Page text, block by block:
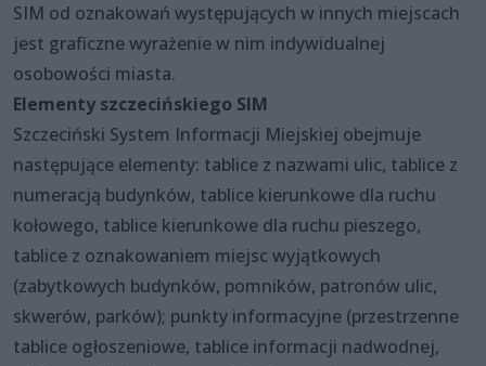
SIM od oznakowań występujących w innych miejscach
jest graficzne wyrażenie w nim indywidualnej
osobowości miasta.
Elementy szczecińskiego SIM
Szczeciński System Informacji Miejskiej obejmuje
następujące elementy: tablice z nazwami ulic, tablice z
numeracją budynków, tablice kierunkowe dla ruchu
kołowego, tablice kierunkowe dla ruchu pieszego,
tablice z oznakowaniem miejsc wyjątkowych
(zabytkowych budynków, pomników, patronów ulic,
skwerów, parków); punkty informacyjne (przestrzenne
tablice ogłoszeniowe, tablice informacji nadwodnej,